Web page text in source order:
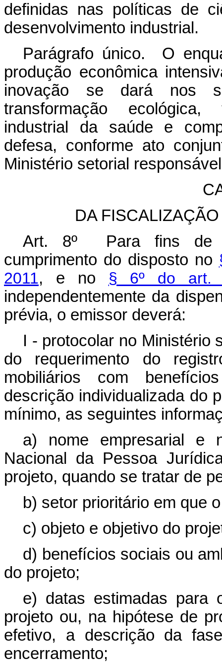
definidas nas políticas de
desenvolvimento industrial.
Parágrafo único. O
produção econômica
inovação se dará nos
transformação ecológica,
industrial da saúde e
defesa, conforme ato
Ministério setorial
DA
Art. 8º Para fins de
cumprimento do disposto no
2011, e no § 6º do art.
independentemente da
prévia, o emissor deverá:
I - protocolar no Ministério
do requerimento do
mobiliários com
descrição individualizada do
mínimo, as seguintes
a) nome empresarial e
Nacional da Pessoa
projeto, quando se tratar de
b) setor prioritário em que
c) objeto e objetivo do
d) benefícios sociais ou
do projeto;
e) datas estimadas para
projeto ou, na hipótese de
efetivo, a descrição da
encerramento;